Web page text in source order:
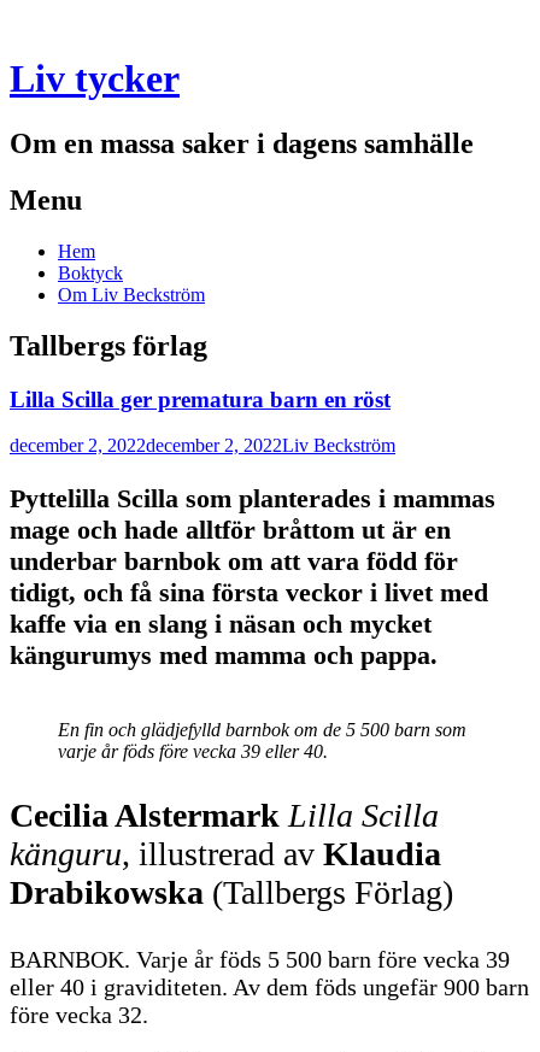
Liv tycker
Om en massa saker i dagens samhälle
Menu
Skip
content
Hem
Boktyck
Om Liv Beckström
Tallbergs förlag
Lilla Scilla ger prematura barn en röst
december 2, 2022december 2, 2022Liv Beckström
Pyttelilla Scilla som planterades i mammas
mage och hade alltför bråttom ut är en
underbar barnbok om att vara född för
tidigt, och få sina första veckor i livet med
kaffe via en slang i näsan och mycket
kängurumys med mamma och pappa.
En fin och glädjefylld barnbok om de 5 500 barn som
varje år föds före vecka 39 eller 40.
Cecilia Alstermark Lilla Scilla
känguru, illustrerad av Klaudia
Drabikowska (Tallbergs Förlag)
BARNBOK. Varje år föds 5 500 barn före vecka 39
eller 40 i graviditeten. Av dem föds ungefär 900 barn
före vecka 32.